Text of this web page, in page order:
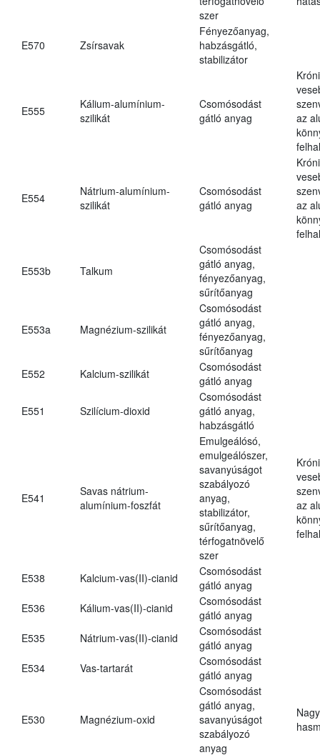
szer
E570 Zsírsavak
Fényezőanyag,
habzásgátló,
stabilizátor
E555
Kálium-alumínium-
szilikát
Csomósodást
gátló anyag
az
E554
Nátrium-alumínium-
szilikát
Csomósodást
gátló anyag
az
E553b Talkum
Csomósodást
gátló anyag,
fényezőanyag,
sűrítőanyag
E553a Magnézium-szilikát
Csomósodást
gátló anyag,
fényezőanyag,
sűrítőanyag
E552
Kalcium-szilikát
Csomósodást
gátló anyag
E551 Szilícium-dioxid
Csomósodást
gátló anyag,
habzásgátló
E541
Savas nátrium-
alumínium-foszfát
Emulgeálósó,
emulgeálószer,
savanyúságot
szabályozó
anyag,
stabilizátor,
sűrítőanyag,
térfogatnövelő
szer
az
E538 Kalcium-vas(II)-cianid
Csomósodást
gátló anyag
E536
Kálium-vas(II)-cianid
Csomósodást
gátló anyag
E535
Nátrium-vas(II)-cianid
Csomósodást
gátló anyag
E534
Vas-tartarát
Csomósodást
gátló anyag
E530 Magnézium-oxid
Csomósodást
gátló anyag,
savanyúságot
szabályozó
anyag